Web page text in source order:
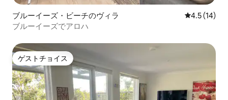
ブルーイーズ・ビーチのヴィラ レビュー14
4.5 (14)
ブルーイーズでアロハ
ゲストチョイス
ゲストチョイス